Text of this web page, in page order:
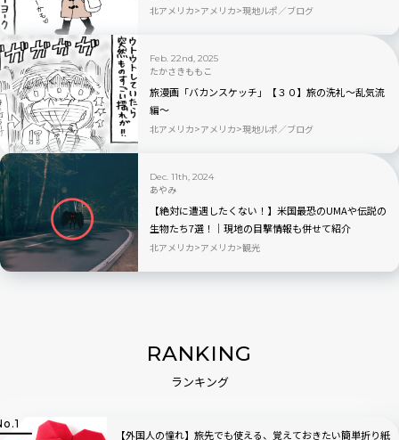
北アメリカ アメリカ 現地ルポ／ブログ
Feb. 22nd, 2025
たかさきももこ
旅漫画「バカンスケッチ」【３０】旅の洗礼〜乱気流
編〜
北アメリカ アメリカ 現地ルポ／ブログ
Dec. 11th, 2024
あやみ
【絶対に遭遇したくない！】米国最恐のUMAや伝説の
生物たち7選！│現地の目撃情報も併せて紹介
北アメリカ アメリカ 観光
RANKING
ランキング
【外国人の憧れ】旅先でも使える、覚えておきたい簡単折り紙